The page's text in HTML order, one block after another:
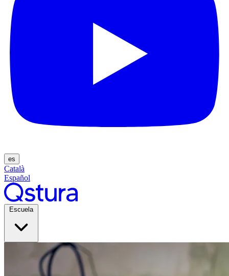
es
Català
Español
Escuela